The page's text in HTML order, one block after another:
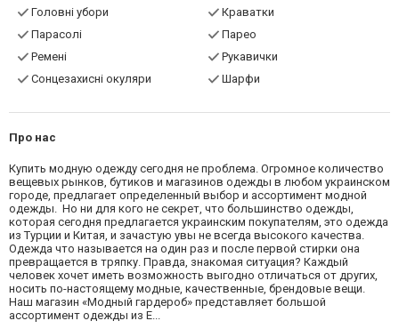
Головні убори
Краватки
Парасолі
Парео
Ремені
Рукавички
Сонцезахисні окуляри
Шарфи
Про нас
Купить модную одежду сегодня не проблема. Огромное количество
вещевых рынков, бутиков и магазинов одежды в любом украинском
городе, предлагает определенный выбор и ассортимент модной
одежды. Но ни для кого не секрет, что большинство одежды,
которая сегодня предлагается украинским покупателям, это одежда
из Турции и Китая, и зачастую увы не всегда высокого качества.
Одежда что называется на один раз и после первой стирки она
превращается в тряпку. Правда, знакомая ситуация? Каждый
человек хочет иметь возможность выгодно отличаться от других,
носить по-настоящему модные, качественные, брендовые вещи.
Наш магазин «Модный гардероб» представляет большой
ассортимент одежды из Е...